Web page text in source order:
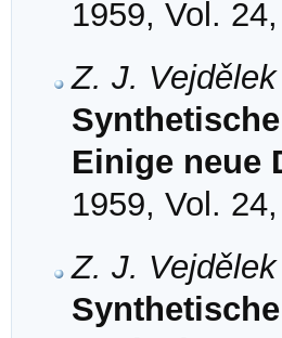
1959, Vol.
Z. J.
Einige neue
1959, Vol.
Z. J.